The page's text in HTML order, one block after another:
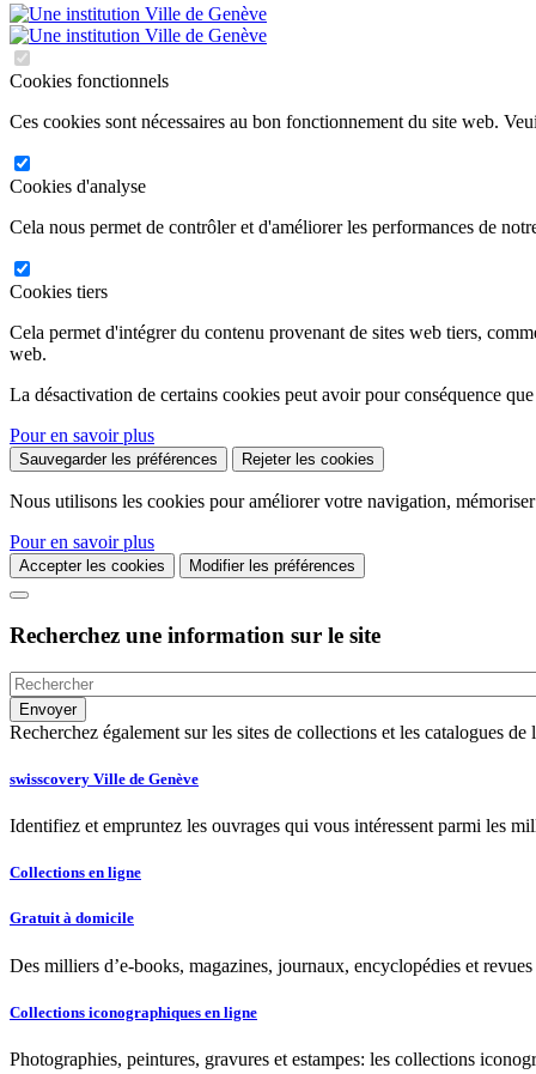
Cookies fonctionnels
Ces cookies sont nécessaires au bon fonctionnement du site web.
Cookies d'analyse
Cela nous permet de contrôler et d'améliorer les performances de
Cookies tiers
Cela permet d'intégrer du contenu provenant de sites web tiers,
web.
La désactivation de certains cookies peut avoir pour conséquence
Pour en savoir plus
Sauvegarder les préférences Rejeter les cookies
Nous utilisons les cookies pour améliorer votre navigation,
Pour en savoir plus
Accepter les cookies Modifier les préférences
Recherchez une information sur le site
Recherchez également sur les sites de collections et les catalogues
swisscovery Ville de Genève
Identifiez et empruntez les ouvrages qui vous intéressent parmi les
Collections en ligne
Gratuit à domicile
Des milliers d’e-books, magazines, journaux, encyclopédies et
Collections iconographiques en ligne
Photographies, peintures, gravures et estampes: les collections